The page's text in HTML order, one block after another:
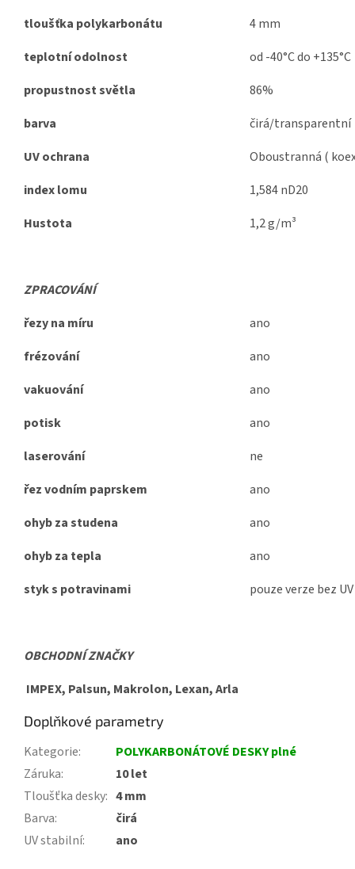
tloušťka polykarbonátu
4 mm
teplotní odolnost
od -40°C do +135°C
propustnost světla
86%
barva
čirá/transparentní
UV ochrana
Oboustranná (
index lomu
1,584 nD20
Hustota
1,2 g/m³
ZPRACOVÁNÍ
řezy na míru
ano
frézování
ano
vakuování
ano
potisk
ano
laserování
ne
řez vodním paprskem
ano
ohyb za studena
ano
ohyb za tepla
ano
styk s potravinami
pouze verze bez UV
OBCHODNÍ ZNAČKY
IMPEX, Palsun, Makrolon, Lexan, Arla
Doplňkové parametry
Kategorie:
POLYKARBONÁTOVÉ DESKY plné
Záruka:
10 let
Tloušťka desky: 4 mm
Barva:
čirá
UV stabilní: ano